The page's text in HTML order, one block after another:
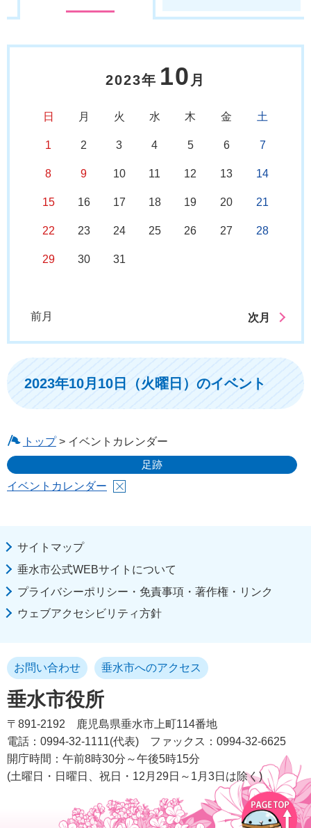
2023年 10 月
日 月 火 水 木 金 土
1 2 3 4 5 6 7
8 9 10 11 12 13 14
15 16 17 18 19 20 21
22 23 24 25 26 27 28
29 30 31
前月 次月
2023年10月10日（火曜日）のイベント
トップ> イベントカレンダー
足跡
イベントカレンダー
サイトマップ
垂水市公式WEBサイトについて
プライバシーポリシー・免責事項・著作権・リンク
ウェブアクセシビリティ方針
垂水市役所
お問い合わせ 垂水市へのアクセス
〒891-2192
鹿児島県垂水市上町114番地
電話：0994-32-1111(代表)
ファックス：0994-32-6625
開庁時間：午前8時30分～午後5時15分
(土曜日・日曜日、祝日・12月29日～1月3日は除く)